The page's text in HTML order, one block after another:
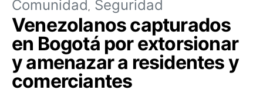
Comunidad Seguridad
Venezolanos capturados
en Bogotá por extorsionar
y amenazar a residentes y
comerciantes